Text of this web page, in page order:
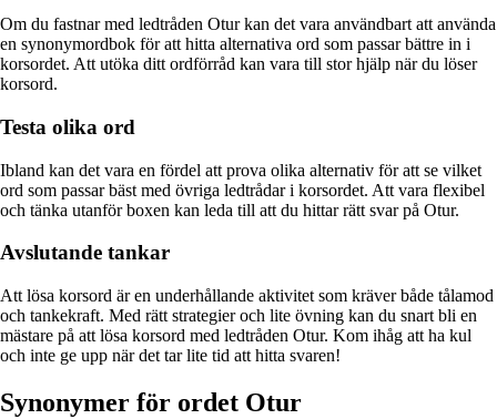
Om du fastnar med ledtråden Otur kan det vara användbart att använda
en synonymordbok för att hitta alternativa ord som passar bättre in i
korsordet. Att utöka ditt ordförråd kan vara till stor hjälp när du löser
korsord.
Testa olika ord
Ibland kan det vara en fördel att prova olika alternativ för att se vilket
ord som passar bäst med övriga ledtrådar i korsordet. Att vara flexibel
och tänka utanför boxen kan leda till att du hittar rätt svar på Otur.
Avslutande tankar
Att lösa korsord är en underhållande aktivitet som kräver både tålamod
och tankekraft. Med rätt strategier och lite övning kan du snart bli en
mästare på att lösa korsord med ledtråden Otur. Kom ihåg att ha kul
och inte ge upp när det tar lite tid att hitta svaren!
Synonymer för ordet Otur